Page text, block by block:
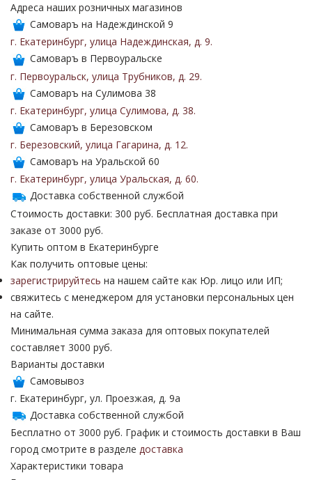
Адреса наших розничных магазинов
Самоваръ на Надеждинской 9
г. Екатеринбург, улица Надеждинская, д. 9.
Самоваръ в Первоуральске
г. Первоуральск, улица Трубников, д. 29.
Самоваръ на Сулимова 38
г. Екатеринбург, улица Сулимова, д. 38.
Самоваръ в Березовском
г. Березовский, улица Гагарина, д. 12.
Самоваръ на Уральской 60
г. Екатеринбург, улица Уральская, д. 60.
Доставка собственной службой
Стоимость доставки: 300 руб. Бесплатная доставка при
заказе от 3000 руб.
Купить оптом в Екатеринбурге
Как получить оптовые цены:
зарегистрируйтесь на нашем сайте как Юр. лицо или ИП;
свяжитесь с менеджером для установки персональных цен
на сайте.
Минимальная сумма заказа для оптовых покупателей
составляет 3000 руб.
Варианты доставки
Самовывоз
г. Екатеринбург, ул. Проезжая, д. 9а
Доставка собственной службой
Бесплатно от 3000 руб. График и стоимость доставки в Ваш
город смотрите в разделе доставка
Характеристики товара